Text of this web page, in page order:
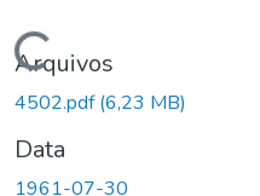
Carregando...
Arquivos
4502.pdf(6,23 MB)
Data
1961-07-30